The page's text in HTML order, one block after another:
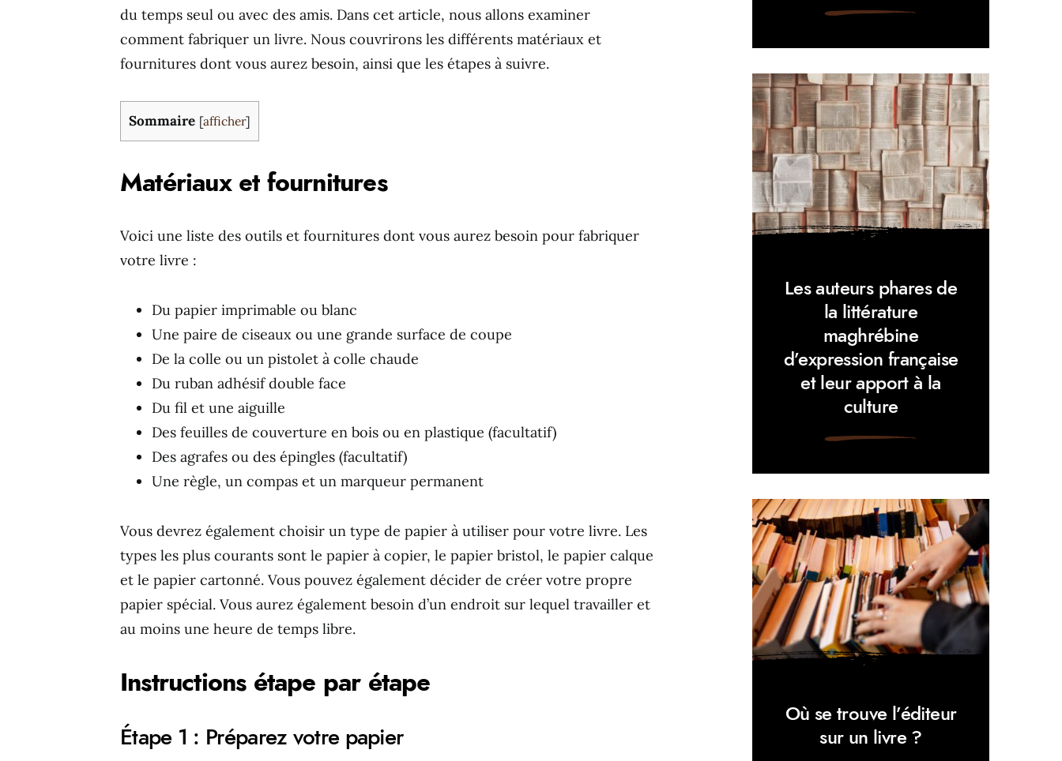
du temps seul ou avec des amis. Dans cet article, nous allons examiner
comment fabriquer un livre. Nous couvrirons les différents matériaux et
fournitures dont vous aurez besoin, ainsi que les étapes à suivre.
Sommaire [afficher]
Matériaux et fournitures
Voici une liste des outils et fournitures dont vous aurez besoin pour fabriquer
votre livre :
Du papier imprimable ou blanc
Une paire de ciseaux ou une grande surface de coupe
De la colle ou un pistolet à colle chaude
Du ruban adhésif double face
Du fil et une aiguille
Des feuilles de couverture en bois ou en plastique (facultatif)
Des agrafes ou des épingles (facultatif)
Une règle, un compas et un marqueur permanent
Vous devrez également choisir un type de papier à utiliser pour votre livre. Les
types les plus courants sont le papier à copier, le papier bristol, le papier calque
et le papier cartonné. Vous pouvez également décider de créer votre propre
papier spécial. Vous aurez également besoin d’un endroit sur lequel travailler et
au moins une heure de temps libre.
Instructions étape par étape
Étape 1 : Préparez votre papier
Les auteurs phares de
la littérature
maghrébine
d’expression française
et leur apport à la
culture
Où se trouve l’éditeur
sur un livre ?